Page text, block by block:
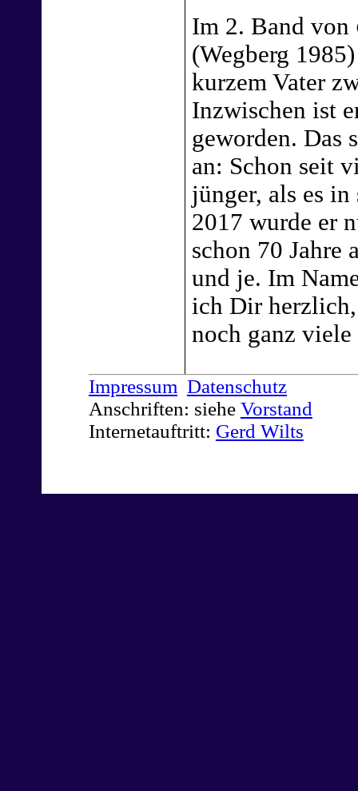
Im 2. Band von
(Wegberg
kurzem Vater
Inzwischen ist
geworden. Das
an: Schon seit
jünger, als es
2017 wurde er
schon 70 Jahre
und je. Im
ich Dir
noch ganz
Impressum Datenschutz
Anschriften: siehe Vorstand
Internetauftritt: Gerd Wilts